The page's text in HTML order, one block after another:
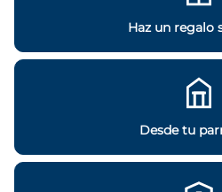
Haz un regalo
Desde tu